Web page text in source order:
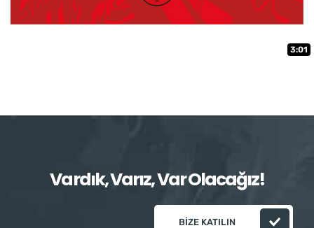
3:01
Vardık, Varız, Var Olacağız!
BIZE KATILIN